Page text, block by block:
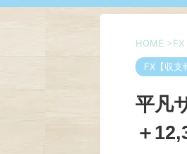
HOME >FX
FX【収支
平凡
＋